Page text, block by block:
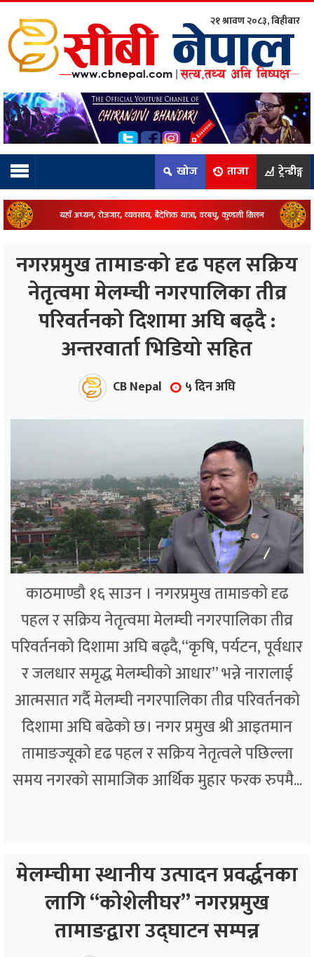
टिम:
२१ श्रावण २०८३, बिहीबार
खोज ताजा ट्रेन्डीङ्ग
नगरप्रमुख तामाङको दृढ पहल सक्रिय
नेतृत्वमा मेलम्ची नगरपालिका तीव्र
परिवर्तनको दिशामा अघि बढ्दै :
अन्तरवार्ता भिडियो सहित
CB Nepal ५ दिन अघि
काठमाण्डौ १६ साउन । नगरप्रमुख तामाङको दृढ
पहल र सक्रिय नेतृत्वमा मेलम्ची नगरपालिका तीव्र
परिवर्तनको दिशामा अघि बढ्दै,“कृषि, पर्यटन, पूर्वधार
र जलधार समृद्ध मेलम्चीको आधार” भन्ने नारालाई
आत्मसात गर्दै मेलम्ची नगरपालिका तीव्र परिवर्तनको
दिशामा अघि बढेको छ। नगर प्रमुख श्री आइतमान
तामाङज्यूको दृढ पहल र सक्रिय नेतृत्वले पछिल्ला
समय नगरको सामाजिक आर्थिक मुहार फरक रुपमै...
मेलम्चीमा स्थानीय उत्पादन प्रवर्द्धनका
लागि “कोशेलीघर” नगरप्रमुख
तामाङद्वारा उद्घाटन सम्पन्न